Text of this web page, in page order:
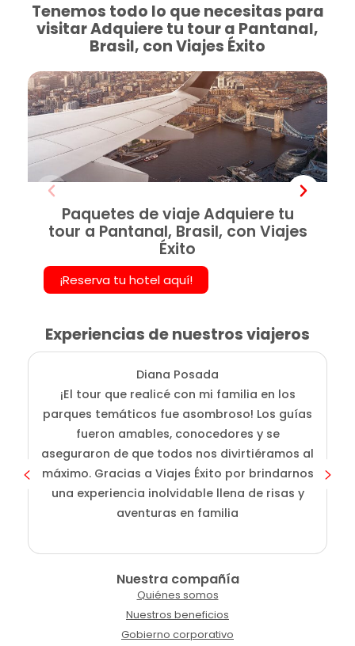
Tenemos todo lo que necesitas para
visitar Adquiere tu tour a Pantanal,
Brasil, con Viajes Éxito
Paquetes de viaje Adquiere tu
tour a Pantanal, Brasil, con Viajes
Éxito
¡Reserva tu hotel aquí!
Experiencias de nuestros viajeros
Diana Posada
¡El tour que realicé con mi familia en los
parques temáticos fue asombroso! Los guías
fueron amables, conocedores y se
aseguraron de que todos nos divirtiéramos al
máximo. Gracias a Viajes Éxito por brindarnos
una experiencia inolvidable llena de risas y
aventuras en familia
Nuestra compañía
Quiénes somos
Nuestros beneficios
Gobierno corporativo